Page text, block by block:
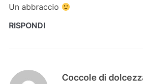
Un abbraccio
RISPONDI
Coccole di